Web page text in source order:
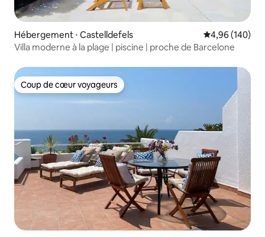
Hébergement ⋅ Castelldefels Évaluation
4,96 (140)
Villa moderne à la plage | piscine | proche de Barcelone
Coup de cœur voyageurs
Coup de cœur voyageurs